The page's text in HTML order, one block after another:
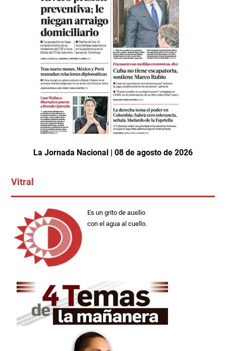
La Jornada Nacional | 08 de agosto de 2026
Vitral
Es un grito de auxilio
con el agua al cuello.